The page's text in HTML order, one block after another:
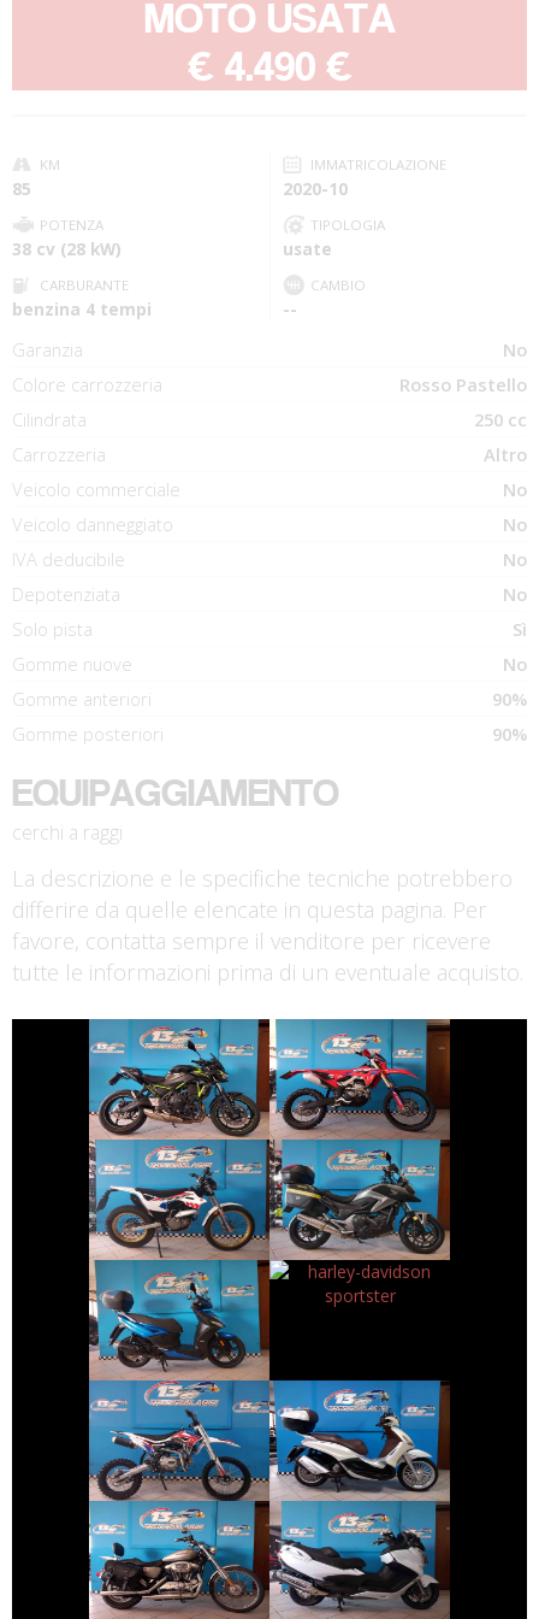
MOTO USATA
€ 4.490 €
KM
85
IMMATRICOLAZIONE
2020-10
POTENZA
38 cv (28 kW)
TIPOLOGIA
usate
CARBURANTE
benzina 4 tempi
CAMBIO
--
Garanzia
No
Colore carrozzeria
Rosso Pastello
Cilindrata
250 cc
Carrozzeria
Altro
Veicolo commerciale
No
Veicolo danneggiato
No
IVA deducibile
No
Depotenziata
No
Solo pista
Sì
Gomme nuove
No
Gomme anteriori
90%
Gomme posteriori
90%
EQUIPAGGIAMENTO
cerchi a raggi
La descrizione e le specifiche tecniche potrebbero
differire da quelle elencate in questa pagina. Per
favore, contatta sempre il venditore per ricevere
tutte le informazioni prima di un eventuale acquisto.
KAWASAKI Z650 HONDA CRF
MONTESA 4RIDE
€ 5.890 €
HONDA NC-X
€ 3.790 €
KYMCO AGILITY
€ 1.590 €
HARLEY-
€ 8.390 €
ALTRA-MARCA
ALTRO-
MODELLO
€ 1.400 €
PIAGGIO
BEVERLY
HARLEY-
DAVIDSON
SPORTSTER
€ 7.990 €
SUZUKI
BURGMAN-650
€ 5.890 €